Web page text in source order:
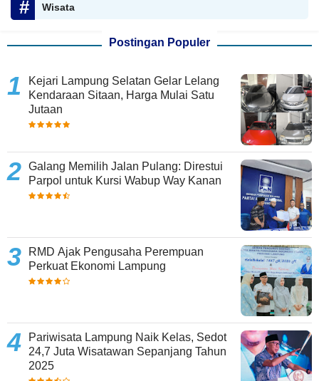
Wisata
Postingan Populer
Kejari Lampung Selatan Gelar Lelang
Kendaraan Sitaan, Harga Mulai Satu
Jutaan
Galang Memilih Jalan Pulang: Direstui
Parpol untuk Kursi Wabup Way Kanan
RMD Ajak Pengusaha Perempuan
Perkuat Ekonomi Lampung
Pariwisata Lampung Naik Kelas, Sedot
24,7 Juta Wisatawan Sepanjang Tahun
2025